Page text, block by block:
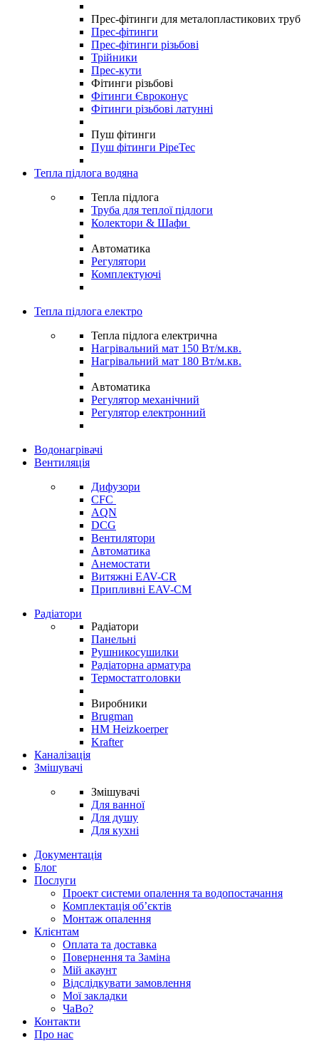
Прес-фітинги для металопластикових труб
Прес-фітинги
Прес-фітинги різьбові
Трійники
Прес-кути
Фітинги різьбові
Фітинги Євроконус
Фітинги різьбові латунні
Пуш фітинги
Пуш фітинги PipeTec
Тепла підлога водяна
Тепла підлога
Труба для теплої підлоги
Колектори & Шафи
Автоматика
Регулятори
Комплектуючі
Тепла підлога електро
Тепла підлога електрична
Нагрівальний мат 150 Вт/м.кв.
Нагрівальний мат 180 Вт/м.кв.
Автоматика
Регулятор механічний
Регулятор електронний
Водонагрівачі
Вентиляція
Дифузори
CFC
AQN
DCG
Вентилятори
Автоматика
Анемостати
Витяжні EAV-CR
Припливні EAV-CM
Радіатори
Радіатори
Панельні
Рушникосушилки
Радіаторна арматура
Термостатголовки
Виробники
Brugman
HM Heizkoerper
Krafter
Каналізація
Змішувачі
Змішувачі
Для ванної
Для душу
Для кухні
Документація
Блог
Послуги
Проект системи опалення та водопостачання
Комплектація об’єктів
Монтаж опалення
Клієнтам
Оплата та доставка
Повернення та Заміна
Мій акаунт
Відслідкувати замовлення
Мої закладки
ЧаВо?
Контакти
Про нас